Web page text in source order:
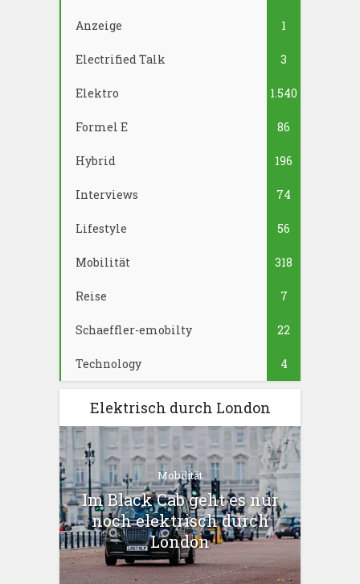
Anzeige 1
Electrified Talk 3
Elektro 1.540
Formel E 86
Hybrid 196
Interviews 74
Lifestyle 56
Mobilität 318
Reise 7
Schaeffler-emobilty 22
Technology 4
Elektrisch durch London
Mobilität
Im Black Cab geht es nur
noch elektrisch durch
London